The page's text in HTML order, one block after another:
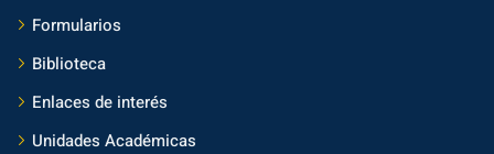
Formularios
Biblioteca
Enlaces de interés
Unidades Académicas